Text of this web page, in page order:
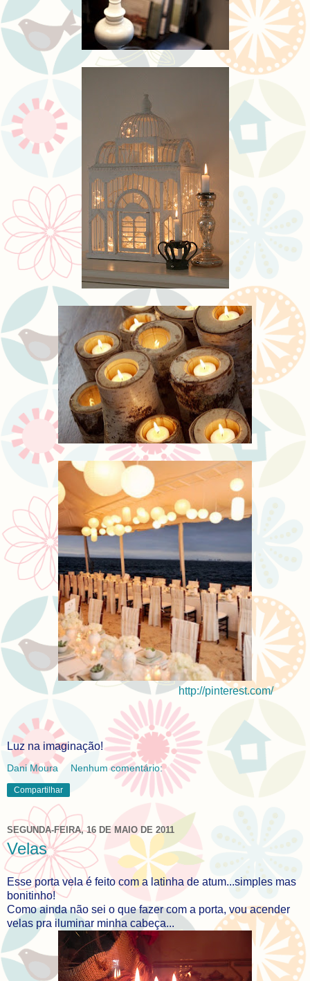
http://pinterest.com/
Luz na imaginação!
Dani Moura Nenhum comentário:
Compartilhar
SEGUNDA-FEIRA, 16 DE MAIO DE 2011
Velas
Esse porta vela é feito com a latinha de atum...simples mas
bonitinho!
Como ainda não sei o que fazer com a porta, vou acender
velas pra iluminar minha cabeça...